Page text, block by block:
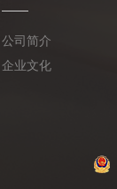
公司简介
企业文化